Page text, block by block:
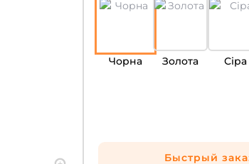
Чорна Золота Сіра
Быстрый